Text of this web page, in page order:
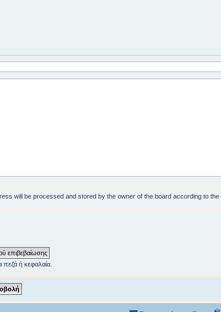
will be processed and stored by the owner of the board according to the
πεζά ή κεφαλαία.